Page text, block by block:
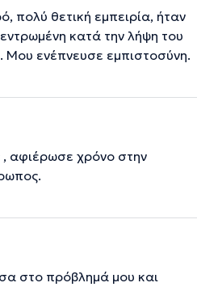
πολύ θετική εμπειρία, ήταν
κατά την λήψη του
Μου ενέπνευσε εμπιστοσύνη.
, αφιέρωσε χρόνο στην
στο πρόβλημά μου και